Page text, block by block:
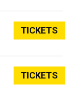
TICKETS
TICKETS